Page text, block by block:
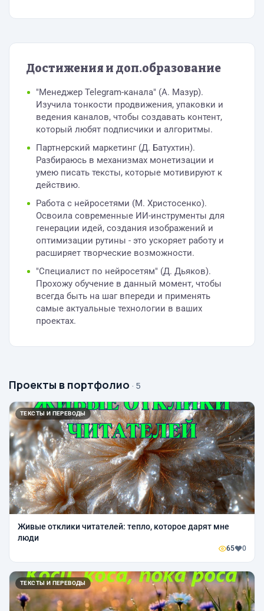
Достижения и доп.образование
"Менеджер Telegram-канала" (А. Мазур).
Изучила тонкости продвижения, упаковки и
ведения каналов, чтобы создавать контент,
который любят подписчики и алгоритмы.
Партнерский маркетинг (Д. Батухтин).
Разбираюсь в механизмах монетизации и
умею писать тексты, которые мотивируют к
действию.
Работа с нейросетями (М. Христосенко).
Освоила современные ИИ-инструменты для
генерации идей, создания изображений и
оптимизации рутины - это ускоряет работу и
расширяет творческие возможности.
"Специалист по нейросетям" (Д. Дьяков).
Прохожу обучение в данный момент, чтобы
всегда быть на шаг впереди и применять
самые актуальные технологии в ваших
проектах.
Проекты в портфолио · 5
ТЕКСТЫ И ПЕРЕВОДЫ
Живые отклики читателей: тепло, которое дарят мне
люди
65 0
ТЕКСТЫ И ПЕРЕВОДЫ